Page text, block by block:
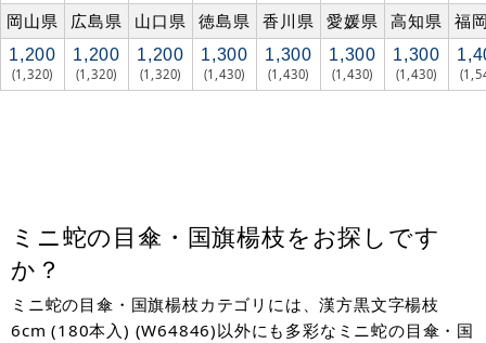
岡山県 広島県 山口県 徳島県 香川県 愛媛県 高知県 福
1,200
(1,320)
1,200
(1,320)
1,200
(1,320)
1,300
(1,430)
1,300
(1,430)
1,300
(1,430)
1,300
(1,430)
ミニ蛇の目傘・国旗楊枝をお探しです
か？
ミニ蛇の目傘・国旗楊枝カテゴリには、漢方黒文字楊枝
6cm (180本入) (W64846)以外にも多彩なミニ蛇の目傘・国